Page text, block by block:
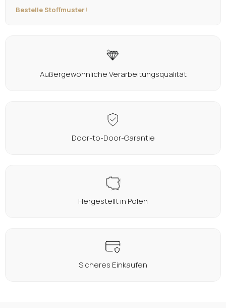
Bestelle Stoffmuster!
Außergewöhnliche Verarbeitungsqualität
Door-to-Door-Garantie
Hergestellt in Polen
Sicheres Einkaufen